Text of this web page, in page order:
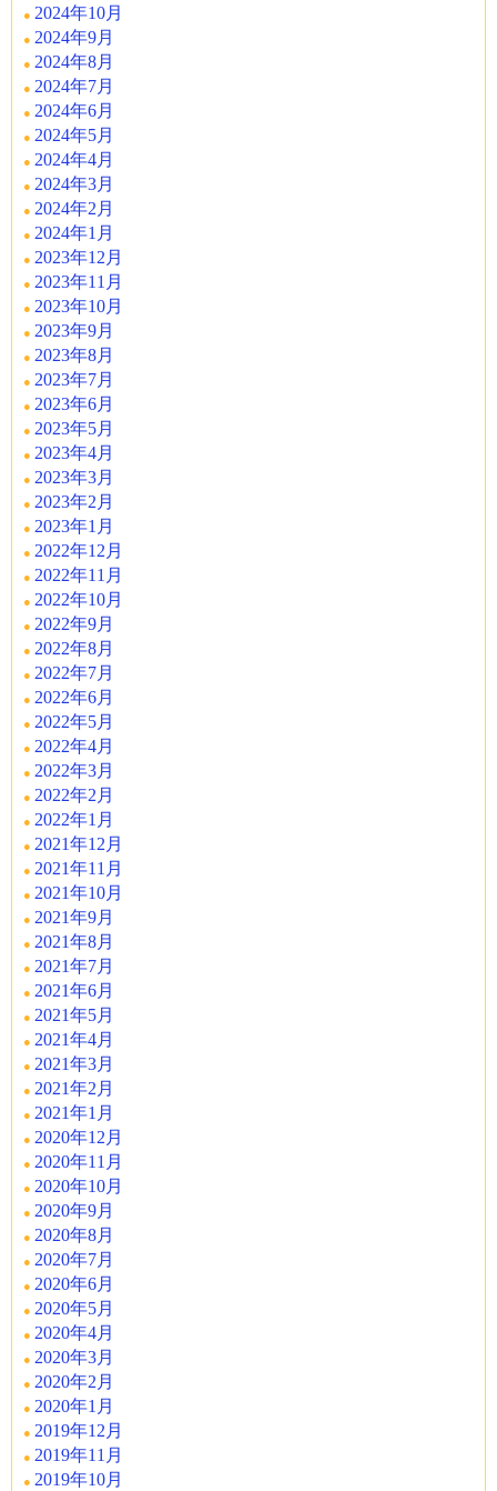
2024年10月
2024年9月
2024年8月
2024年7月
2024年6月
2024年5月
2024年4月
2024年3月
2024年2月
2024年1月
2023年12月
2023年11月
2023年10月
2023年9月
2023年8月
2023年7月
2023年6月
2023年5月
2023年4月
2023年3月
2023年2月
2023年1月
2022年12月
2022年11月
2022年10月
2022年9月
2022年8月
2022年7月
2022年6月
2022年5月
2022年4月
2022年3月
2022年2月
2022年1月
2021年12月
2021年11月
2021年10月
2021年9月
2021年8月
2021年7月
2021年6月
2021年5月
2021年4月
2021年3月
2021年2月
2021年1月
2020年12月
2020年11月
2020年10月
2020年9月
2020年8月
2020年7月
2020年6月
2020年5月
2020年4月
2020年3月
2020年2月
2020年1月
2019年12月
2019年11月
2019年10月